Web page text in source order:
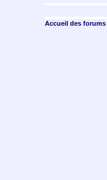
Accueil des forums